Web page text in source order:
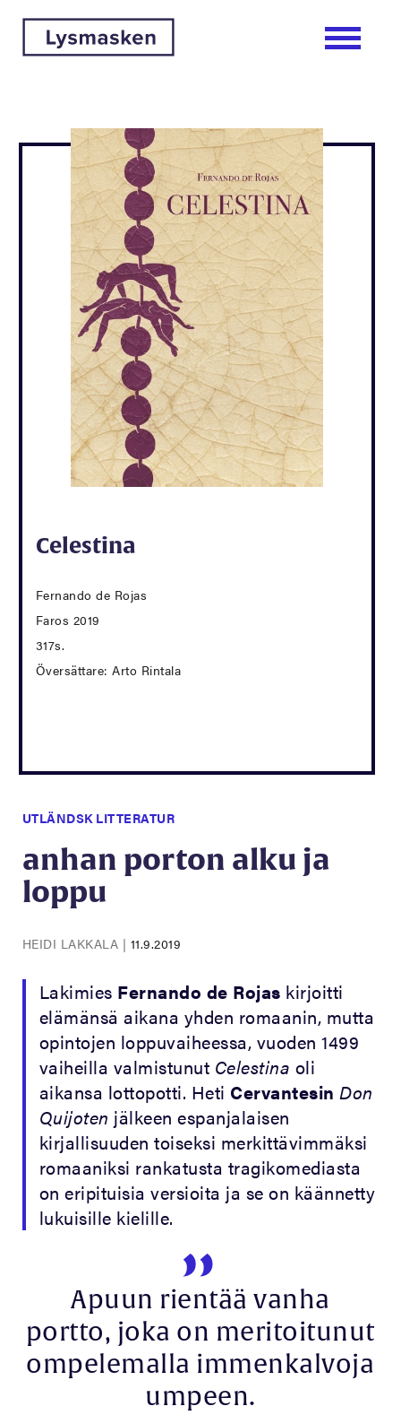
Celestina
Fernando de Rojas
Faros 2019
317s.
Översättare: Arto Rintala
UTLÄNDSK LITTERATUR
anhan porton alku ja
loppu
HEIDI LAKKALA | 11.9.2019
Lakimies Fernando de Rojas kirjoitti
elämänsä aikana yhden romaanin, mutta
opintojen loppuvaiheessa, vuoden 1499
vaiheilla valmistunut Celestina oli
aikansa lottopotti. Heti Cervantesin Don
Quijoten jälkeen espanjalaisen
kirjallisuuden toiseksi merkittävimmäksi
romaaniksi rankatusta tragikomediasta
on eripituisia versioita ja se on käännetty
lukuisille kielille.
Apuun rientää vanha
portto, joka on meritoitunut
ompelemalla immenkalvoja
umpeen.